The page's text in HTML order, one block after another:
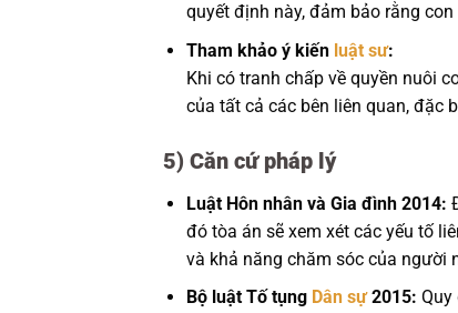
quyết định này, đảm bảo rằng
Tham khảo ý kiếnluật sư:
Khi có tranh chấp về quyền nuôi
của tất cả các bên liên quan, đặc
5) Căn cứ pháp lý
Luật Hôn nhân và Gia đình 2014:
đó tòa án sẽ xem xét các yếu tố
và khả năng chăm sóc của người
Bộ luật Tố tụng Dân sự2015: Quy